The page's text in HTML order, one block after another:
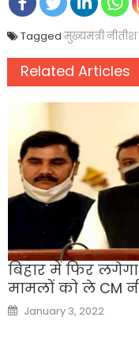
Tagged मुख्यमंत्री
Related Articles
बिहार में फिर
मामलों को ले CM
Posted
on
January 3, 2022